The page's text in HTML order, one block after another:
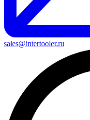
sales@intertooler.ru